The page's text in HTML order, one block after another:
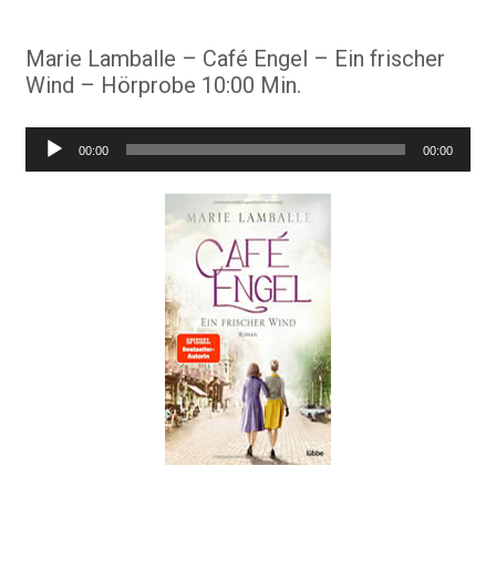
Marie Lamballe – Café Engel – Ein frischer
Wind – Hörprobe 10:00 Min.
Audio-
Player
00:00 00:00